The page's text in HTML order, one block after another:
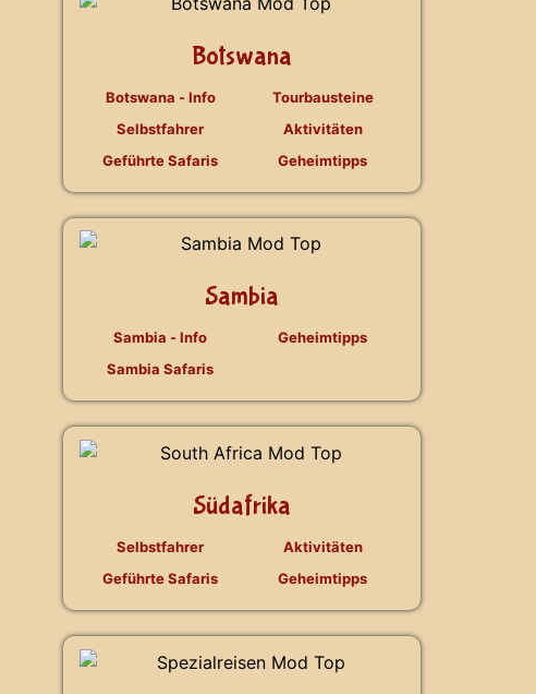
Botswana
Botswana - Info
Selbstfahrer
Geführte Safaris
Tourbausteine
Aktivitäten
Geheimtipps
Sambia
Sambia - Info
Sambia Safaris
Geheimtipps
Südafrika
Selbstfahrer
Geführte Safaris
Aktivitäten
Geheimtipps